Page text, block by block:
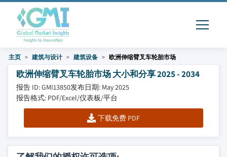
主页 建筑与设计 建筑设备 欧洲伸缩臂叉车轮胎市场
欧洲伸缩臂叉车轮胎市场 大小和分享 2025 - 2034
报告 ID: GMI13850发布日期: May 2025
报告格式: PDF/Excel/仪表板/平台
下载免费 PDF